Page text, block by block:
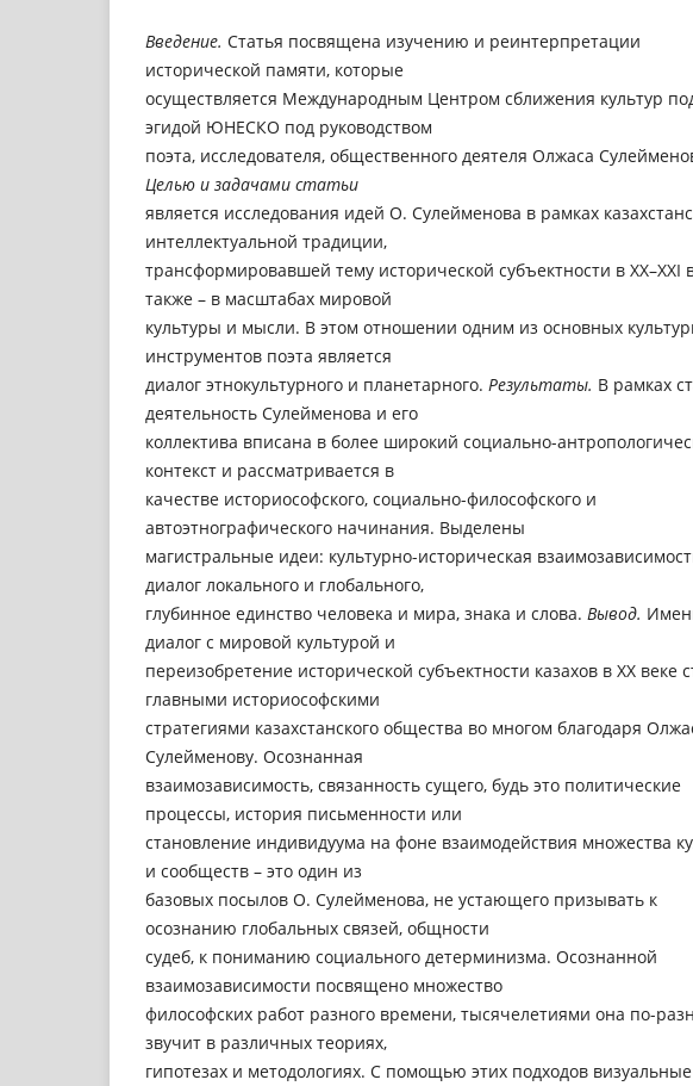
Введение. Статья посвящена изучению и реинтерпретации
исторической памяти, которые
осуществляется Международным Центром сближения культур
эгидой ЮНЕСКО под руководством
поэта, исследователя, общественного деятеля Олжаса
Целью и задачами статьи
является исследования идей О. Сулейменова в рамках
интеллектуальной традиции,
трансформировавшей тему исторической субъектности в XX–XXI
также – в масштабах мировой
культуры и мысли. В этом отношении одним из основных
инструментов поэта является
диалог этнокультурного и планетарного. Результаты. В рамках
деятельность Сулейменова и его
коллектива вписана в более широкий социально-
контекст и рассматривается в
качестве историософского, социально-философского и
автоэтнографического начинания. Выделены
магистральные идеи: культурно-историческая
диалог локального и глобального,
глубинное единство человека и мира, знака и слова. Вывод.
диалог с мировой культурой и
переизобретение исторической субъектности казахов в ХХ веке
главными историософскими
стратегиями казахстанского общества во многом благодаря
Сулейменову. Осознанная
взаимозависимость, связанность сущего, будь это политические
процессы, история письменности или
становление индивидуума на фоне взаимодействия множества
и сообществ – это один из
базовых посылов О. Сулейменова, не устающего призывать к
осознанию глобальных связей, общности
судеб, к пониманию социального детерминизма. Осознанной
взаимозависимости посвящено множество
философских работ разного времени, тысячелетиями она по-
звучит в различных теориях,
гипотезах и методологиях. С помощью этих подходов визуальные